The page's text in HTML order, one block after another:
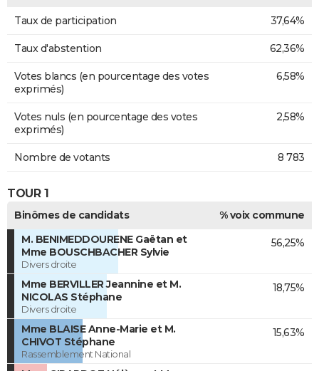
Taux de participation 37,64%
Taux d'abstention 62,36%
Votes blancs (en pourcentage des votes
exprimés)
6,58%
Votes nuls (en pourcentage des votes
exprimés)
2,58%
Nombre de votants 8 783
TOUR 1
Binômes de candidats
% voix commune
M. BENIMEDDOURENE Gaëtan et
Mme BOUSCHBACHER Sylvie
Divers droite
56,25%
Mme BERVILLER Jeannine et M.
NICOLAS Stéphane
Divers droite
18,75%
Mme BLAISE Anne-Marie et M.
CHIVOT Stéphane
Rassemblement National
15,63%